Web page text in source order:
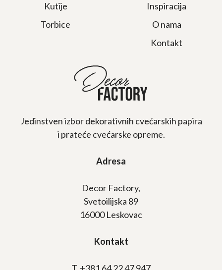
Kutije
Torbice
Inspiracija
O nama
Kontakt
Jedinstven izbor dekorativnih cvećarskih papira
i prateće cvećarske opreme.
Adresa
Decor Factory,
Svetoilijska 89
16000 Leskovac
Kontakt